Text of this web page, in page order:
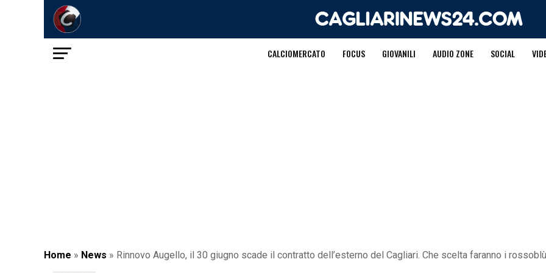
CALCIOMERCATO FOCUS GIOVANILI AUDIO ZONE SOCIAL
Home » News » Rinnovo Augello, il 30 giugno scade il contratto dell’esterno del Cagliari. Che scelta faranno i